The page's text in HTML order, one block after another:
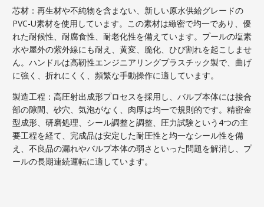
芯材：再生材や不純物を含まない、新しい原水供給グレードの
PVC-U素材を使用しています。この素材は緻密で均一であり、優
れた耐候性、耐腐食性、耐老化性を備えています。プールの塩素
水や屋外の紫外線にも耐え、黄変、脆化、ひび割れを起こしませ
ん。ハンドルは高靭性エンジニアリングプラスチック製で、曲げ
に強く、折れにくく、頻繁な手動操作に適しています。
製造工程：高圧射出成形プロセスを採用し、バルブ本体には接合
部の隙間、砂穴、気泡がなく、肉厚は均一で規則的です。精密金
型成形、研磨処理、シール調整と調整、圧力試験という4つの主
要工程を経て、完成品は安定した耐圧性と均一なシール性を備
え、不良品の漏れやバルブ本体の弱さといった問題を解消し、プ
ールの長期連続運転に適しています。